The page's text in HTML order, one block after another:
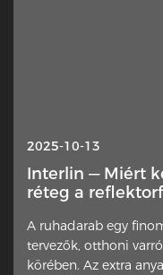
2025-10-13
Interlin — Miért
réteg a
A ruhadarab egy
tervezők, otthoni
körében. Az extra